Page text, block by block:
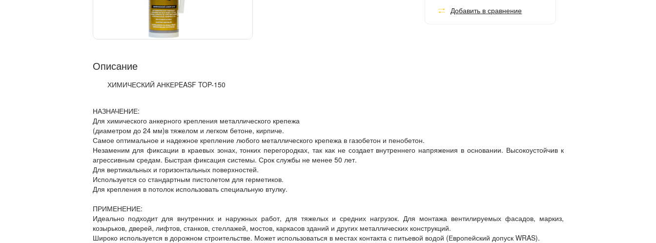
Добавить в сравнение
Описание
ХИМИЧЕСКИЙ АНКЕРEASF TOP-150
НАЗНАЧЕНИЕ:
Для химического анкерного крепления металлического крепежа
(диаметром до 24 мм)в тяжелом и легком бетоне, кирпиче.
Самое оптимальное и надежное крепление любого металлического крепежа в газобетон и пенобетон.
Незаменим для фиксации в краевых зонах, тонких перегородках, так как не создает внутреннего напряжения в основании. Высокоустойчив к
агрессивным средам. Быстрая фиксация системы. Срок службы не менее 50 лет.
Для вертикальных и горизонтальных поверхностей.
Используется со стандартным пистолетом для герметиков.
Для крепления в потолок использовать специальную втулку.
ПРИМЕНЕНИЕ:
Идеально подходит для внутренних и наружных работ, для тяжелых и средних нагрузок. Для монтажа вентилируемых фасадов, маркиз,
козырьков, дверей, лифтов, станков, стеллажей, мостов, каркасов зданий и других металлических конструкций.
Широко используется в дорожном строительстве. Может использоваться в местах контакта с питьевой водой (Европейский допуск WRAS).